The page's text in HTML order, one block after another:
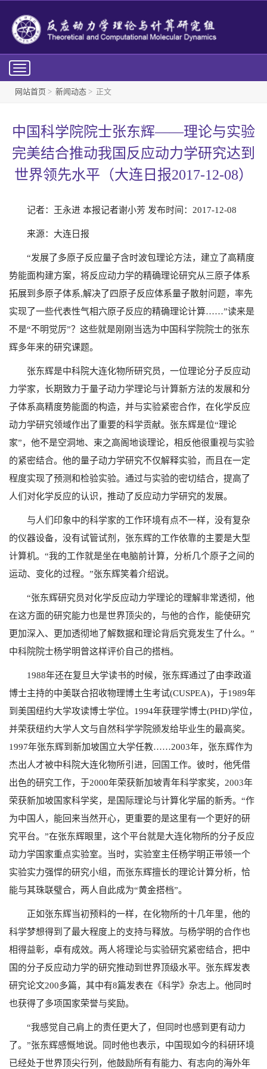
Toggle
navigation
网站首页 > 新闻动态 > 正文
中国科学院院士张东辉——理论与实验
完美结合推动我国反应动力学研究达到
世界领先水平（大连日报2017-12-08）
记者：王永进 本报记者谢小芳 发布时间：2017-12-08
来源：大连日报
“发展了多原子反应量子含时波包理论方法，建立了高精度
势能面构建方案，将反应动力学的精确理论研究从三原子体系
拓展到多原子体系,解决了四原子反应体系量子散射问题，率先
实现了一些代表性气相六原子反应的精确理论计算……”读来是
不是“不明觉厉”？这些就是刚刚当选为中国科学院院士的张东
辉多年来的研究课题。
张东辉是中科院大连化物所研究员，一位理论分子反应动
力学家，长期致力于量子动力学理论与计算新方法的发展和分
子体系高精度势能面的构造，并与实验紧密合作，在化学反应
动力学研究领域作出了重要的科学贡献。张东辉是位“理论
家”，他不是空洞地、束之高阁地谈理论，相反他很重视与实验
的紧密结合。他的量子动力学研究不仅解释实验，而且在一定
程度实现了预测和检验实验。通过与实验的密切结合，提高了
人们对化学反应的认识，推动了反应动力学研究的发展。
与人们印象中的科学家的工作环境有点不一样，没有复杂
的仪器设备，没有试管试剂，张东辉的工作依靠的主要是大型
计算机。“我的工作就是坐在电脑前计算，分析几个原子之间的
运动、变化的过程。”张东辉笑着介绍说。
“张东辉研究员对化学反应动力学理论的理解非常透彻，他
在这方面的研究能力也是世界顶尖的，与他的合作，能使研究
更加深入、更加透彻地了解数据和理论背后究竟发生了什么。”
中科院院士杨学明曾这样评价自己的搭档。
1988年还在复旦大学读书的时候，张东辉通过了由李政道
博士主持的中美联合招收物理博土生考试(CUSPEA)，于1989年
到美国纽约大学攻读博士学位。1994年获理学博士(PHD)学位，
并荣获纽约大学人文与自然科学学院颁发给毕业生的最高奖。
1997年张东辉到新加坡国立大学任教……2003年，张东辉作为
杰出人才被中科院大连化物所引进，回国工作。彼时，他凭借
出色的研究工作，于2000年荣获新加坡青年科学家奖，2003年
荣获新加坡国家科学奖，是国际理论与计算化学届的新秀。“作
为中国人，能回来当然开心，更重要的是这里有一个更好的研
究平台。”在张东辉眼里，这个平台就是大连化物所的分子反应
动力学国家重点实验室。当时，实验室主任杨学明正带领一个
实验实力强悍的研究小组，而张东辉擅长的理论计算分析，恰
能与其珠联璧合，两人自此成为“黄金搭档”。
正如张东辉当初预料的一样，在化物所的十几年里，他的
科学梦想得到了最大程度上的支持与释放。与杨学明的合作也
相得益彰，卓有成效。两人将理论与实验研究紧密结合，把中
国的分子反应动力学的研究推动到世界顶级水平。张东辉发表
研究论文200多篇，其中有8篇发表在《科学》杂志上。他同时
也获得了多项国家荣誉与奖励。
“我感觉自己肩上的责任更大了，但同时也感到更有动力
了。”张东辉感慨地说。同时他也表示，中国现如今的科研环境
已经处于世界顶尖行列，他鼓励所有有能力、有志向的海外年